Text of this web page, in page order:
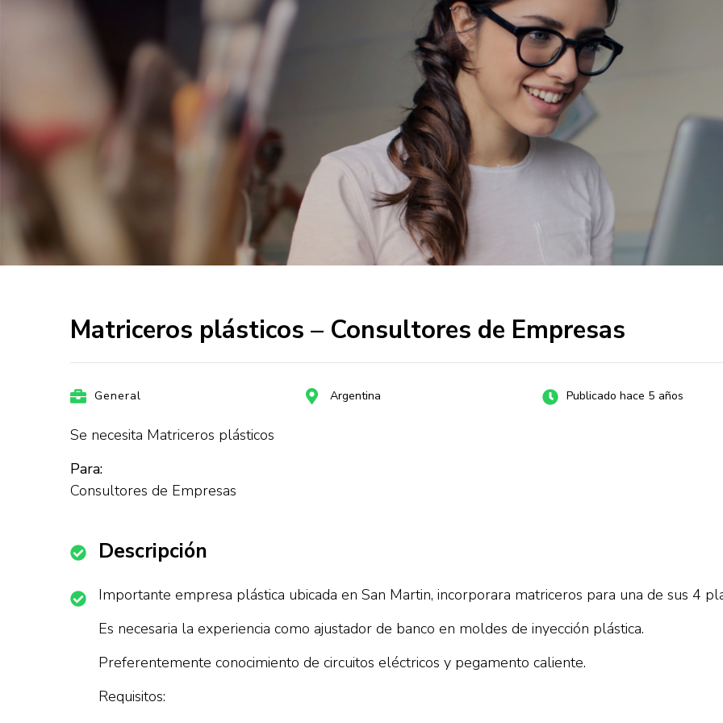
Matriceros plásticos – Consultores de Empresas
General Argentina Publicado hace 5 años
Se necesita Matriceros plásticos
Para:
Consultores de Empresas
Descripción
Importante empresa plástica ubicada en San Martin, incorporara matriceros para una de sus 4
Es necesaria la experiencia como ajustador de banco en moldes de inyección plástica.
Preferentemente conocimiento de circuitos eléctricos y pegamento caliente.
Requisitos: